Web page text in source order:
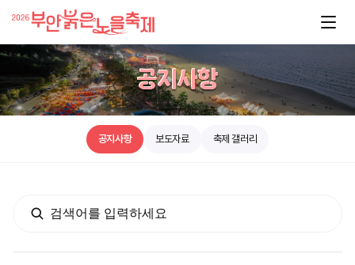
공지사항 보도자료 축제 갤러리